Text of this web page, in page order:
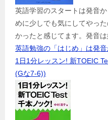
英語学習のスタートは発音
めに少しでも気にしてやっ
かったと感じてます。発音は
英語勉強の「はじめ」は発音
1日1分レッスン! 新TOEIC
(Gな7-6))